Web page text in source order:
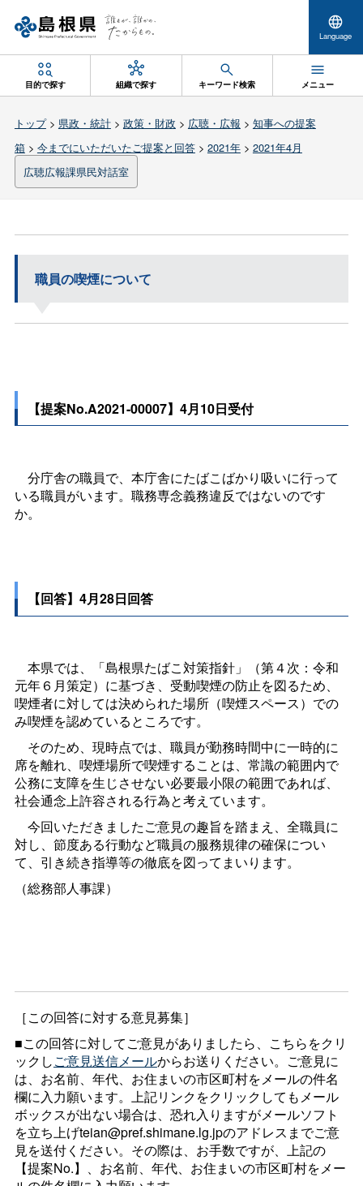
Language
目的で探す 組織で探す キーワード検索 メニュー
トップ> 県政・統計> 政策・財政 > 広聴・広報 > 知事への提案
箱> 今までにいただいたご提案と回答> 2021年> 2021年4月
広聴広報課県民対話室
職員の喫煙について
【提案No.A2021-00007】4月10日受付
分庁舎の職員で、本庁舎にたばこばかり吸いに行って
いる職員がいます。職務専念義務違反ではないのです
か。
【回答】4月28日回答
本県では、「島根県たばこ対策指針」（第４次：令和
元年６月策定）に基づき、受動喫煙の防止を図るため、
喫煙者に対しては決められた場所（喫煙スペース）での
み喫煙を認めているところです。
そのため、現時点では、職員が勤務時間中に一時的に
席を離れ、喫煙場所で喫煙することは、常識の範囲内で
公務に支障を生じさせない必要最小限の範囲であれば、
社会通念上許容される行為と考えています。
今回いただきましたご意見の趣旨を踏まえ、全職員に
対し、節度ある行動など職員の服務規律の確保につい
て、引き続き指導等の徹底を図ってまいります。
（総務部人事課）
［この回答に対する意見募集］
■この回答に対してご意見がありましたら、こちらをクリ
ックしご意見送信メールからお送りください。ご意見に
は、お名前、年代、お住まいの市区町村をメールの件名
欄に入力願います。上記リンクをクリックしてもメール
ボックスが出ない場合は、恐れ入りますがメールソフト
を立ち上げteian@pref.shimane.lg.jpのアドレスまでご意
見を送付ください。その際は、お手数ですが、上記の
【提案No.】、お名前、年代、お住まいの市区町村をメー